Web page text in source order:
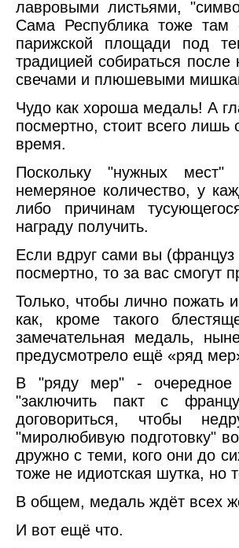
лавровыми листьями,
Сама Республика тоже там
парижской площади под
традицией собираться после
свечами и плюшевыми
Чудо как хороша медаль! А
посмертно, стоит всего
время.
Поскольку "нужных
немеряное количество, у
либо причинам
награду получить.
Если вдруг сами вы (француз
посмертно, то за вас смогут
Только, чтобы лично пожать
как, кроме такого
замечательная медаль,
предусмотрело ещё «ряд
В "ряду мер" - очередное
"заключить пакт с
договориться, чтобы
"миролюбивую подготовку"
дружно с теми, кого они до
тоже не идиотская шутка, но
В общем, медаль ждёт всех
И вот ещё что.